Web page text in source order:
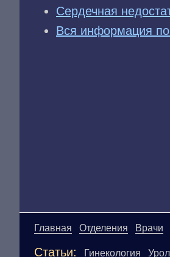
Сердечная
Вся информация
Главная Отделения Врачи
Статьи: Гинекология